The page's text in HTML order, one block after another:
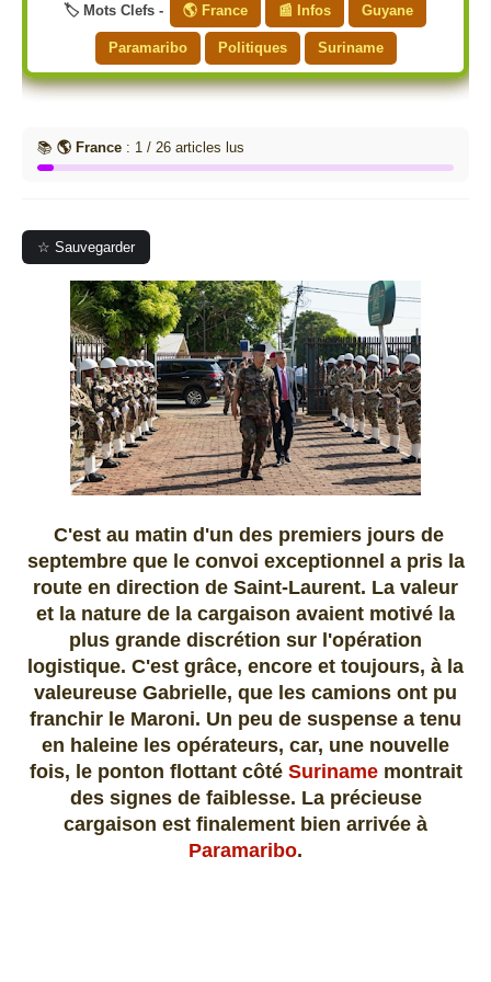
🏷️ Mots Clefs - 🌎 France 📰 Infos Guyane
Paramaribo Politiques Suriname
📚 🌎 France : 1 / 26 articles lus
☆ Sauvegarder
C'est au matin d'un des premiers jours de
septembre que le convoi exceptionnel a pris la
route en direction de Saint-Laurent. La valeur
et la nature de la cargaison avaient motivé la
plus grande discrétion sur l'opération
logistique. C'est grâce, encore et toujours, à la
valeureuse Gabrielle, que les camions ont pu
franchir le Maroni. Un peu de suspense a tenu
en haleine les opérateurs, car, une nouvelle
fois, le ponton flottant côté Surinamemontrait
des signes de faiblesse. La précieuse
cargaison est finalement bien arrivée à
Paramaribo.